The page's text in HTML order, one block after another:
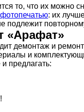
то, что их можно
: их
подлежит
«Арафат»
демонтаж и
и
предлагать: